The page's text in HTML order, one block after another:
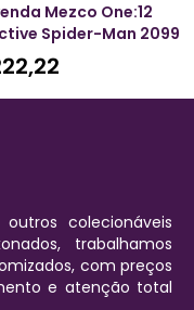
Mezco One:12
Spider-Man 2099
colecionáveis
trabalhamos
com preços
e atenção total